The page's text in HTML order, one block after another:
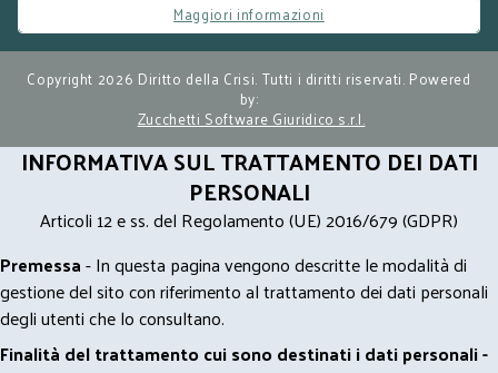
Maggiori informazioni
Copyright 2026 Diritto della Crisi. Tutti i diritti riservati. Powered
by:
Zucchetti Software Giuridico s.r.l.
INFORMATIVA SUL TRATTAMENTO DEI DATI
PERSONALI
Articoli 12 e ss. del Regolamento (UE) 2016/679 (GDPR)
Premessa- In questa pagina vengono descritte le modalità di
gestione del sito con riferimento al trattamento dei dati personali
degli utenti che lo consultano.
Finalità del trattamento cui sono destinati i dati personali -